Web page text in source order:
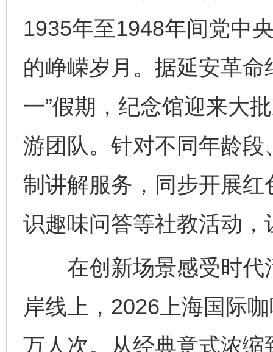
1935年至1948年间党中
的峥嵘岁月。据延安革
一”假期，纪念馆迎来大
游团队。针对不同年龄
制讲解服务，同步开展
识趣味问答等社教活动
在创新场景感受时代
岸线上，2026上海国际
万人次。从经典意式浓